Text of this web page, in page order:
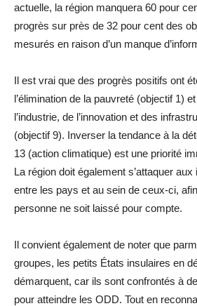
actuelle, la région manquera 60 pour
progrès sur près de 32 pour cent des
mesurés en raison d’un manque
Il est vrai que des progrès positifs ont
l’élimination de la pauvreté (objectif 1)
l’industrie, de l’innovation et des
(objectif 9). Inverser la tendance à la
13 (action climatique) est une priorité
La région doit également s’attaquer
entre les pays et au sein de ceux-ci,
personne ne soit laissé pour compte.
Il convient également de noter que
groupes, les petits États insulaires en
démarquent, car ils sont confrontés à
pour atteindre les ODD. Tout en